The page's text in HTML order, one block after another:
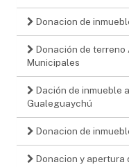
Donacion de
Donación de
Municipales
Dación de inmueble
Gualeguaychú
Donacion de
Donacion y apertura